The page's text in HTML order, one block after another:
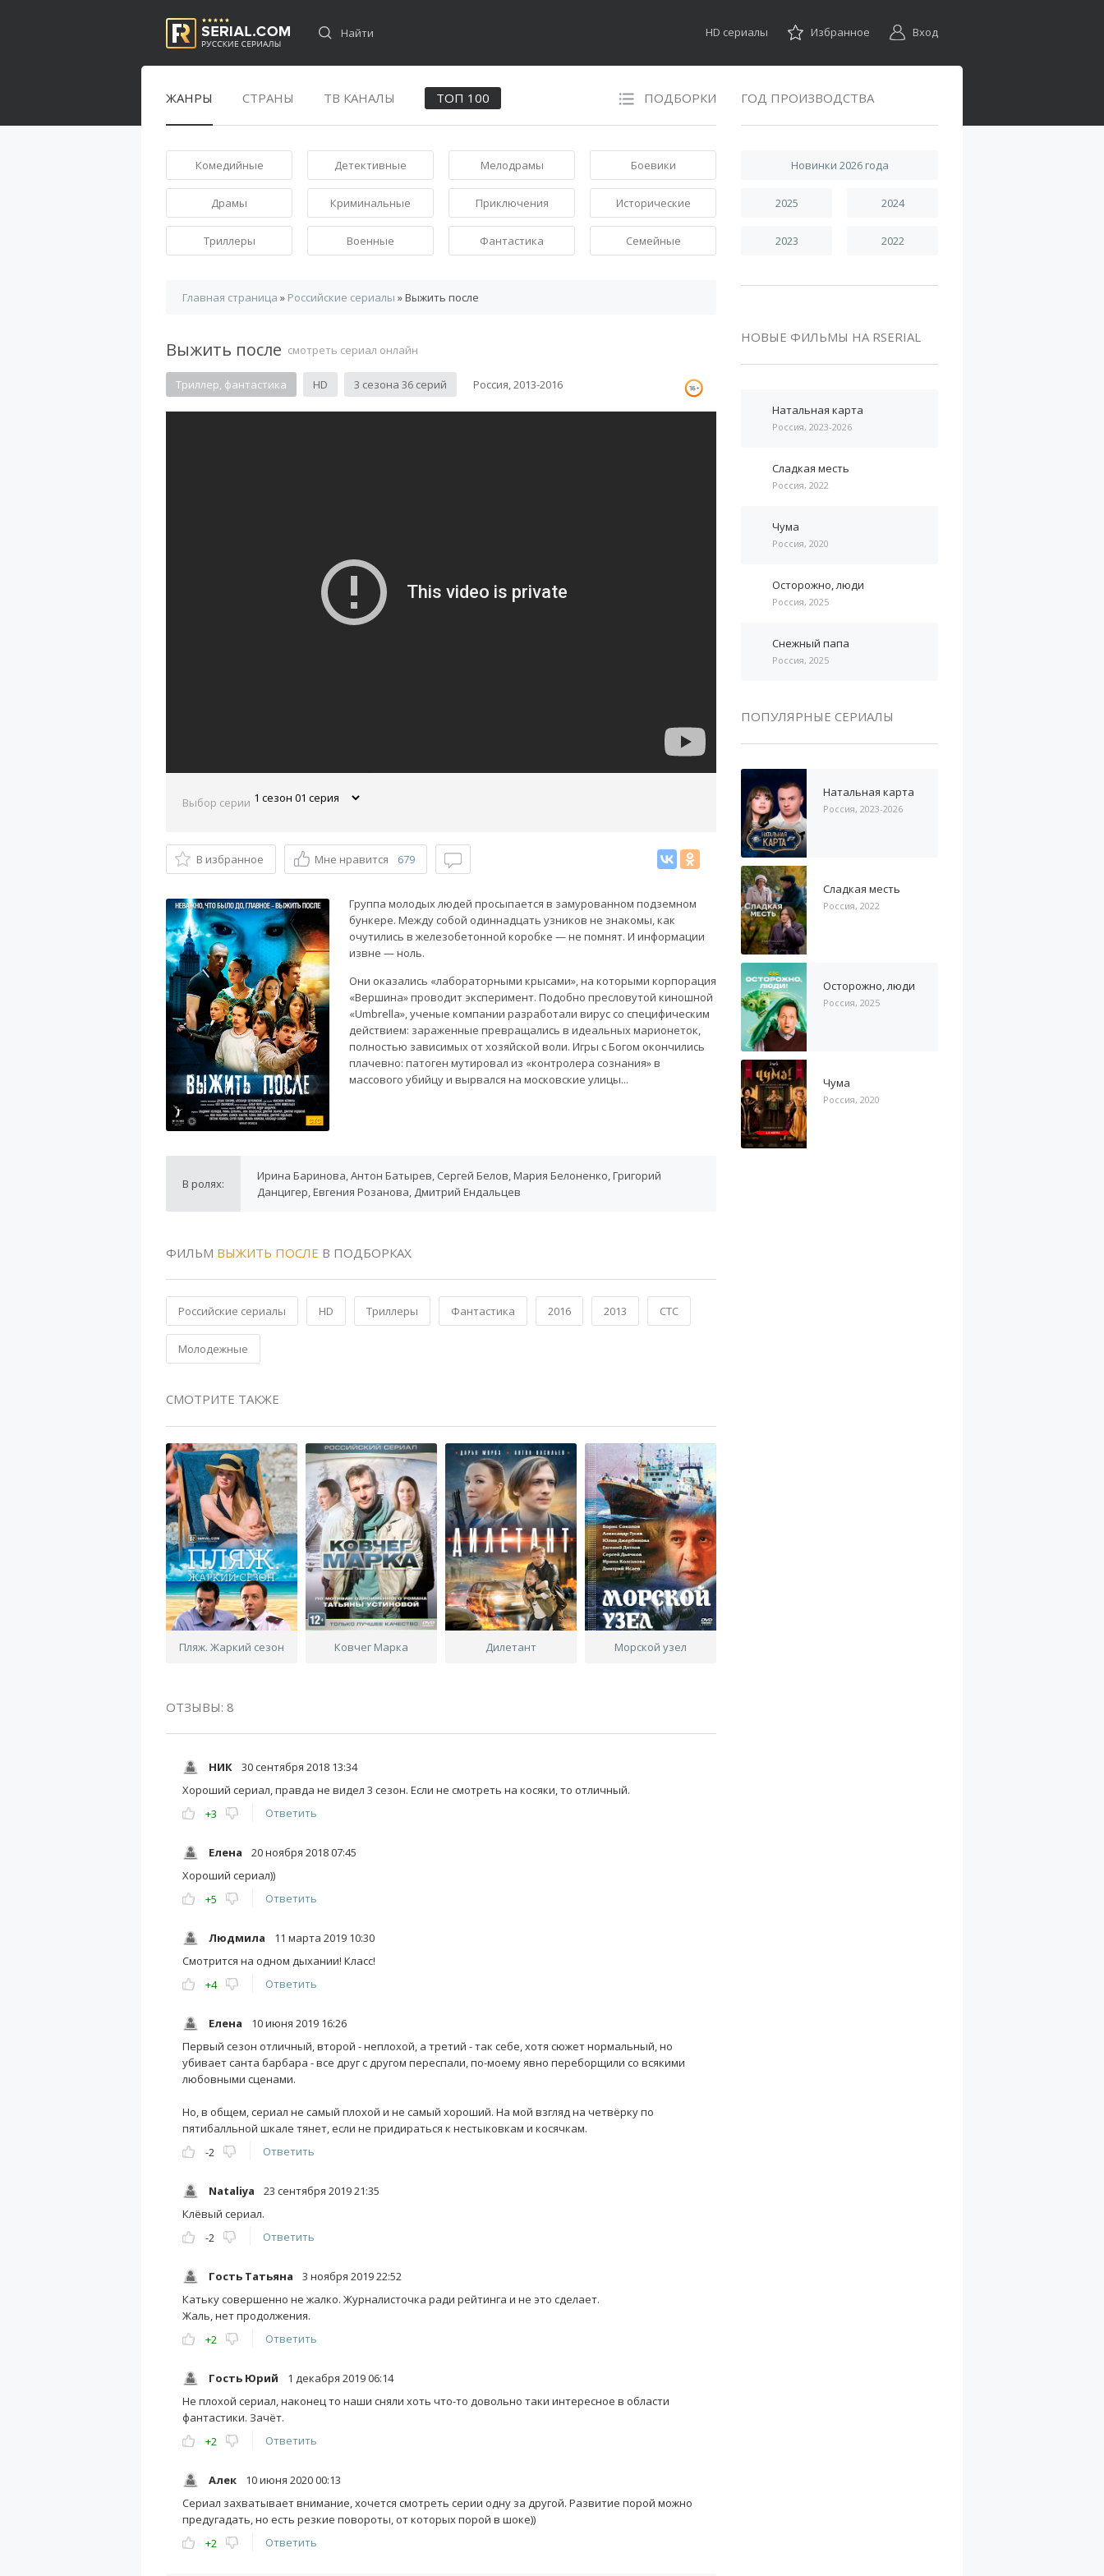
HD сериалы Избранное Вход
ЖАНРЫ СТРАНЫ ТВ КАНАЛЫ ПОДБОРКИ
ТОП 100
Комедийные Детективные Мелодрамы Боевики
Драмы Криминальные Приключения Исторические
Триллеры Военные Фантастика Семейные
Главная страница » Российские сериалы » Выжить после
Выжить после смотреть сериал онлайн
Триллер, фантастика HD 3 сезона 36 серий Россия, 2013-2016
Выбор серии
В избранное Мне нравится 679
Группа молодых людей просыпается в замурованном подземном
бункере. Между собой одиннадцать узников не знакомы, как
очутились в железобетонной коробке — не помнят. И информации
извне — ноль.
Они оказались «лабораторными крысами», на которыми корпорация
«Вершина» проводит эксперимент. Подобно пресловутой киношной
«Umbrella», ученые компании разработали вирус со специфическим
действием: зараженные превращались в идеальных марионеток,
полностью зависимых от хозяйской воли. Игры с Богом окончились
плачевно: патоген мутировал из «контролера сознания» в
массового убийцу и вырвался на московские улицы...
В ролях:
Ирина Баринова, Антон Батырев, Сергей Белов, Мария Белоненко, Григорий
Данцигер, Евгения Розанова, Дмитрий Ендальцев
ФИЛЬМ ВЫЖИТЬ ПОСЛЕ В ПОДБОРКАХ
Российские сериалы HD Триллеры Фантастика 2016 2013 СТС
Молодежные
СМОТРИТЕ ТАКЖЕ
Пляж. Жаркий сезон Ковчег Марка Дилетант Морской узел
ОТЗЫВЫ: 8
НИК
30 сентября 2018 13:34
Хороший сериал, правда не видел 3 сезон. Если не смотреть на косяки, то отличный.
+3
Ответить
Елена
20 ноября 2018 07:45
Хороший сериал))
+5
Ответить
Людмила
11 марта 2019 10:30
Смотрится на одном дыхании! Класс!
+4
Ответить
Елена
10 июня 2019 16:26
Первый сезон отличный, второй - неплохой, а третий - так себе, хотя сюжет нормальный, но
убивает санта барбара - все друг с другом переспали, по-моему явно переборщили со всякими
любовными сценами.
Но, в общем, сериал не самый плохой и не самый хороший. На мой взгляд на четвёрку по
пятибалльной шкале тянет, если не придираться к нестыковкам и косячкам.
-2
Ответить
Nataliya
23 сентября 2019 21:35
Клёвый сериал.
-2
Ответить
Гость Татьяна
3 ноября 2019 22:52
Катьку совершенно не жалко. Журналисточка ради рейтинга и не это сделает.
Жаль, нет продолжения.
+2
Ответить
Гость Юрий
1 декабря 2019 06:14
Не плохой сериал, наконец то наши сняли хоть что-то довольно таки интересное в области
фантастики. Зачёт.
+2
Ответить
Алек
10 июня 2020 00:13
Сериал захватывает внимание, хочется смотреть серии одну за другой. Развитие порой можно
предугадать, но есть резкие повороты, от которых порой в шоке))
+2
Ответить
ГОД ПРОИЗВОДСТВА
Новинки 2026 года
2025 2024
2023 2022
НОВЫЕ ФИЛЬМЫ НА RSERIAL
Натальная карта
Россия, 2023-2026
Сладкая месть
Россия, 2022
Чума
Россия, 2020
Осторожно, люди
Россия, 2025
Снежный папа
Россия, 2025
ПОПУЛЯРНЫЕ СЕРИАЛЫ
Натальная карта
Россия, 2023-2026
Сладкая месть
Россия, 2022
Осторожно, люди
Россия, 2025
Чума
Россия, 2020